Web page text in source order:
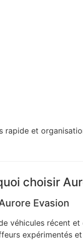
rapide et
choisir
Evasion
véhicules récent et
expérimentés